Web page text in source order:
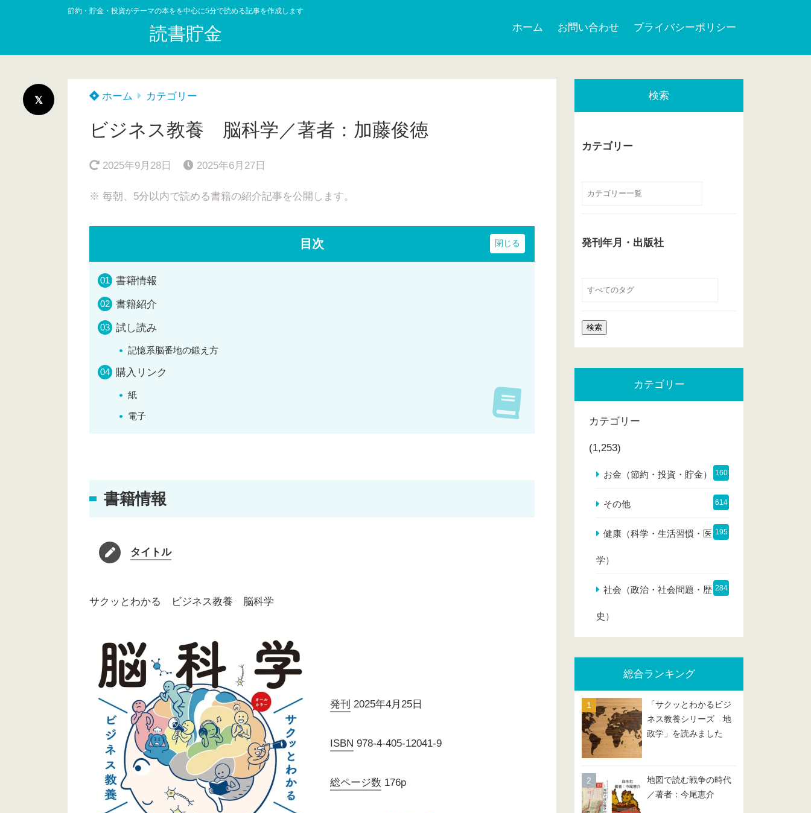
節約・貯金・投資がテーマの本をを中心に5分で読める記事を作成します
読書貯金 ホーム お問い合わせ プライバシーポリシー
ホーム カテゴリー
ビジネス教養 脳科学／著者：加藤俊徳
2025年9月28日 2025年6月27日
※ 毎朝、5分以内で読める書籍の紹介記事を公開します。
目次
書籍情報
書籍紹介
試し読み
記憶系脳番地の鍛え方
購入リンク
紙
電子
書籍情報
タイトル
サクッとわかる ビジネス教養 脳科学
発刊 2025年4月25日
ISBN 978-4-405-12041-9
総ページ数 176p
検索
カテゴリー
発刊年月・出版社
カテゴリー
カテゴリー
(1,253)
お金（節約・投資・貯金） 160
その他 614
健康（科学・生活習慣・医
学）
195
社会（政治・社会問題・歴
史）
284
総合ランキング
「サクッとわかるビジ
ネス教養シリーズ 地
政学」を読みました
地図で読む戦争の時代
／著者：今尾恵介